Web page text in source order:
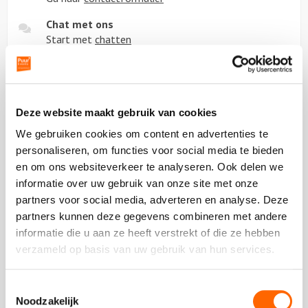
Deze website maakt gebruik van cookies
We gebruiken cookies om content en advertenties te
personaliseren, om functies voor social media te bieden
en om ons websiteverkeer te analyseren. Ook delen we
informatie over uw gebruik van onze site met onze
partners voor social media, adverteren en analyse. Deze
partners kunnen deze gegevens combineren met andere
informatie die u aan ze heeft verstrekt of die ze hebben
verzameld op basis van uw gebruik van hun services.
Noodzakelijk
Chat met ons
Start met chatten
Plaats een review Bekijk alle reviews